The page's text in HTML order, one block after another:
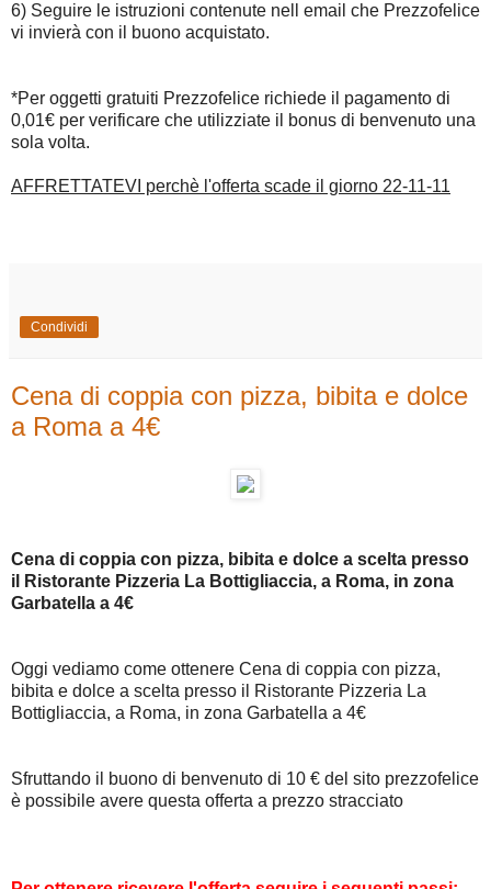
6) Seguire le istruzioni contenute nell email che Prezzofelice
vi invierà con il buono acquistato.
*Per oggetti gratuiti Prezzofelice richiede il pagamento di
0,01€ per verificare che utilizziate il bonus di benvenuto una
sola volta.
AFFRETTATEVI perchè l'offerta scade il giorno 22-11-11
Condividi
Cena di coppia con pizza, bibita e dolce
a Roma a 4€
Cena di coppia con pizza, bibita e dolce a scelta presso
il Ristorante Pizzeria La Bottigliaccia, a Roma, in zona
Garbatella a 4€
Oggi vediamo come ottenere Cena di coppia con pizza,
bibita e dolce a scelta presso il Ristorante Pizzeria La
Bottigliaccia, a Roma, in zona Garbatella a 4€
Sfruttando il buono di benvenuto di 10 € del sito prezzofelice
è possibile avere questa offerta a prezzo stracciato